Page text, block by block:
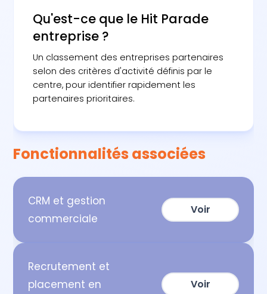
Qu'est-ce que le Hit Parade
entreprise ?
Un classement des entreprises partenaires
selon des critères d'activité définis par le
centre, pour identifier rapidement les
partenaires prioritaires.
Fonctionnalités associées
CRM et gestion
commerciale
Voir
Recrutement et
placement en
Voir